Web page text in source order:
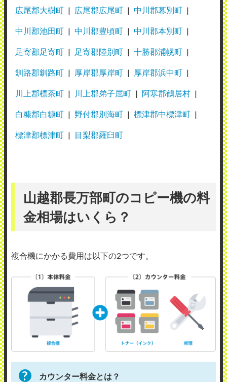
広尾郡大樹町 広尾郡広尾町 中川郡幕別町
中川郡池田町 中川郡豊頃町 中川郡本別町
足寄郡足寄町 足寄郡陸別町 十勝郡浦幌町
釧路郡釧路町 厚岸郡厚岸町 厚岸郡浜中町
川上郡標茶町 川上郡弟子屈町 阿寒郡鶴居村
白糠郡白糠町 野付郡別海町 標津郡中標津町
標津郡標津町 目梨郡羅臼町
山越郡長万部町のコピー機の料
金相場はいくら？
複合機にかかる費用は以下の2つです。
カウンター料金とは？